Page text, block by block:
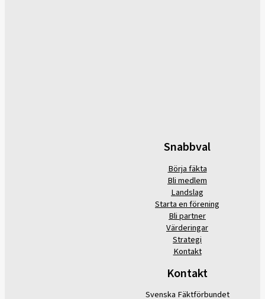
Snabbval
Börja fäkta
Bli medlem
Landslag
Starta en förening
Bli partner
Värderingar
Strategi
Kontakt
Kontakt
Svenska Fäktförbundet